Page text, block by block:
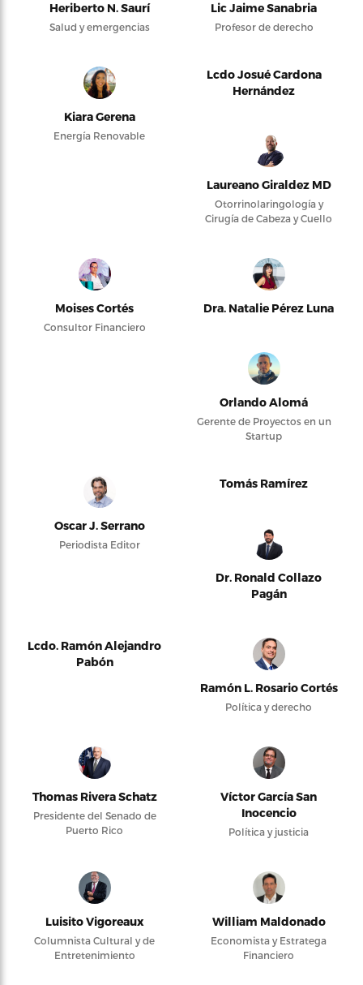
Heriberto N. Saurí
Salud y emergencias
Lic Jaime Sanabria
Profesor de derecho
Kiara Gerena
Energía Renovable
Lcdo Josué Cardona
Hernández
Laureano Giraldez MD
Otorrinolaringología y
Cirugía de Cabeza y Cuello
Moises Cortés
Consultor Financiero
Dra. Natalie Pérez Luna
Orlando Alomá
Gerente de Proyectos en un
Startup
Oscar J. Serrano
Periodista Editor
Tomás Ramírez
Dr. Ronald Collazo
Pagán
Lcdo. Ramón Alejandro
Pabón
Ramón L. Rosario Cortés
Política y derecho
Thomas Rivera Schatz
Presidente del Senado de
Puerto Rico
Víctor García San
Inocencio
Política y justicia
Luisito Vigoreaux
Columnista Cultural y de
Entretenimiento
William Maldonado
Economista y Estratega
Financiero